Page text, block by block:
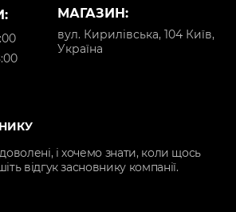
МАГАЗИН:
вул. Кирилівська, 104 Київ,
Україна
і хочемо знати, коли щось
відгук засновнику компанії.